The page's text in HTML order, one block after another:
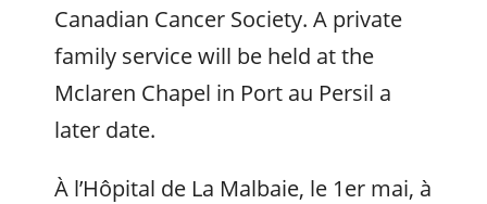
Canadian Cancer Society. A private
family service will be held at the
Mclaren Chapel in Port au Persil a
later date.
À l’Hôpital de La Malbaie, le 1er mai, à